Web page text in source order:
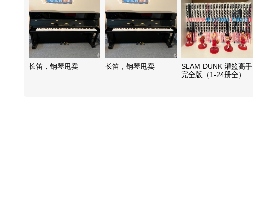
长笛，钢琴甩卖 长笛，钢琴甩卖
SLAM DUNK 灌篮高手
完全版（1-24册全）